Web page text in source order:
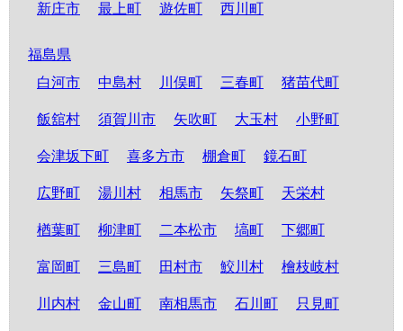
新庄市 最上町 遊佐町 西川町
福島県
白河市
中島村 川俣町 三春町 猪苗代町
飯舘村 須賀川市 矢吹町 大玉村 小野町
会津坂下町 喜多方市 棚倉町 鏡石町
広野町 湯川村 相馬市 矢祭町 天栄村
楢葉町 柳津町 二本松市 塙町 下郷町
富岡町 三島町 田村市 鮫川村 檜枝岐村
川内村 金山町 南相馬市 石川町 只見町